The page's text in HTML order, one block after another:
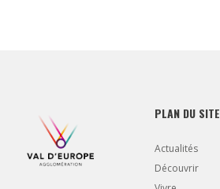
PLAN DU SITE
Actualités
Découvrir